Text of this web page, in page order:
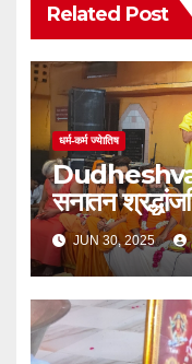
Related Post
धर्म-कर्म ज्येातिष
सनातन
व भक्त- महंत
JUN 30, 2025